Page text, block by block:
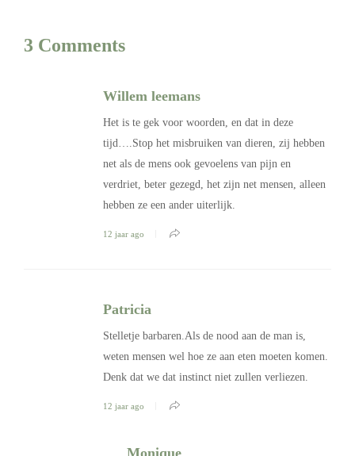
3 Comments
Willem leemans
Het is te gek voor woorden, en dat in deze
tijd….Stop het misbruiken van dieren, zij hebben
net als de mens ook gevoelens van pijn en
verdriet, beter gezegd, het zijn net mensen, alleen
hebben ze een ander uiterlijk.
12 jaar ago
Patricia
Stelletje barbaren.Als de nood aan de man is,
weten mensen wel hoe ze aan eten moeten komen.
Denk dat we dat instinct niet zullen verliezen.
12 jaar ago